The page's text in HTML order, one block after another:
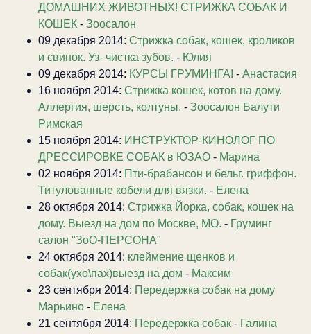
ДОМАШНИХ ЖИВОТНЫХ! СТРИЖКА СОБАК И
КОШЕК - Зоосалон
09 декабря 2014: Стрижка собак, кошек, кроликов
и свинок. Уз- чистка зубов. - Юлия
09 декабря 2014: КУРСЫ ГРУМИНГА! - Анастасия
16 ноября 2014: Стрижка кошек, котов на дому.
Аллергия, шерсть, колтуны. - Зоосалон Балути
Римская
15 ноября 2014: ИНСТРУКТОР-КИНОЛОГ ПО
ДРЕССИРОВКЕ СОБАК в ЮЗАО - Марина
02 ноября 2014: Пти-брабансон и бельг. гриффон.
Титулованные кобели для вязки. - Елена
28 октября 2014: Стрижка Йорка, собак, кошек на
дому. Выезд на дом по Москве, МО. - Груминг
салон "ЗоО-ПЕРСОНА"
24 октября 2014: клеймение щенков и
собак(ухо\пах)выезд на дом - Максим
23 сентября 2014: Передержка собак на дому
Марьино - Елена
21 сентября 2014: Передержка собак - Галина